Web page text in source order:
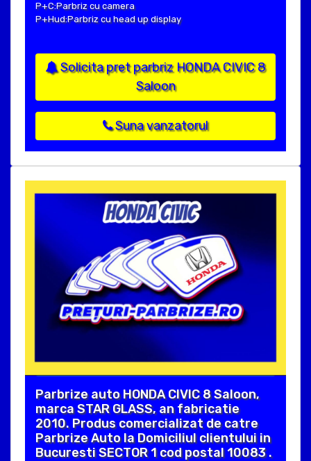
P+C:Parbriz cu camera
P+Hud:Parbriz cu head up display
Solicita pret parbriz HONDA CIVIC 8
Saloon
Suna vanzatorul
Parbrize auto HONDA CIVIC 8 Saloon,
marca STAR GLASS, an fabricatie
2010. Produs comercializat de catre
Parbrize Auto la Domiciliul clientului in
Bucuresti SECTOR 1 cod postal 10083 .